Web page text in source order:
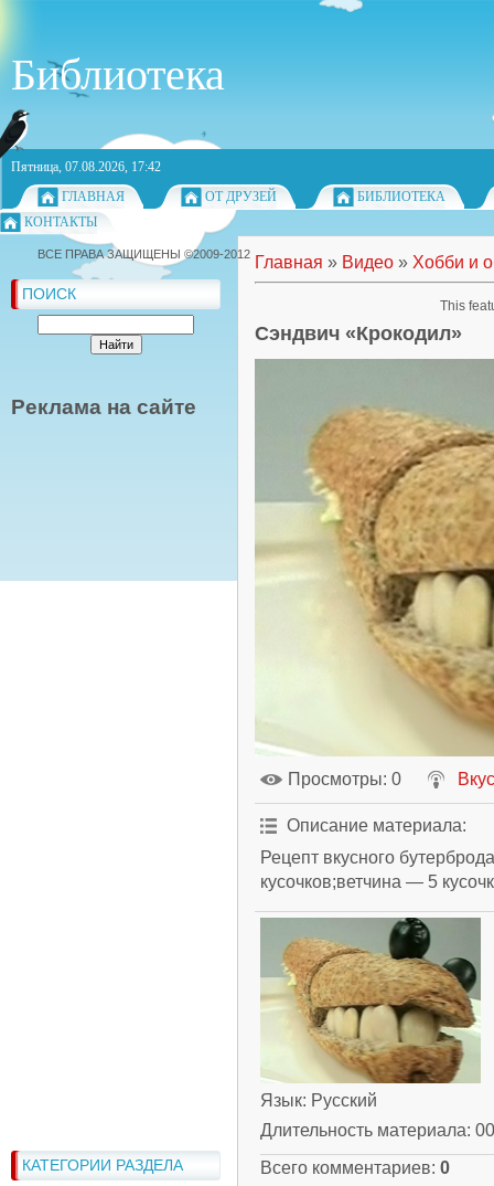
Библиотека
Пятница, 07.08.2026, 17:42
ГЛАВНАЯ
ОТ ДРУЗЕЙ
БИБЛИОТЕКА
КОНТАКТЫ
ПОИСК
Реклама на сайте
КАТЕГОРИИ РАЗДЕЛА
Главная » Видео » Хобби и
Сэндвич «Крокодил»
Просмотры: 0
Описание материала:
Рецепт вкусного
кусочков;ветчина — 5
Язык: Русский
Длительность материала:
Всего комментариев: 0
ВСЕ ПРАВА ЗАЩИЩЕНЫ ©2009-2012
This